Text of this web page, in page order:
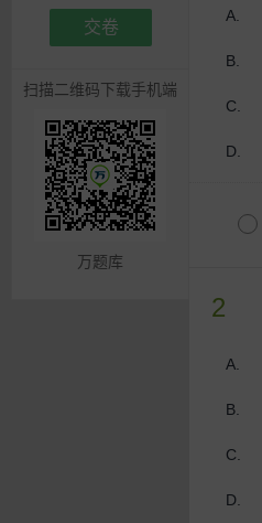
交卷
扫描二维码下载手机端
万题库
A.
B.
C.
D.
2
A.
B.
C.
D.